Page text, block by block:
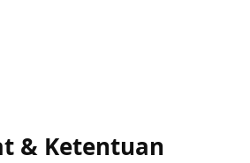
& Ketentuan